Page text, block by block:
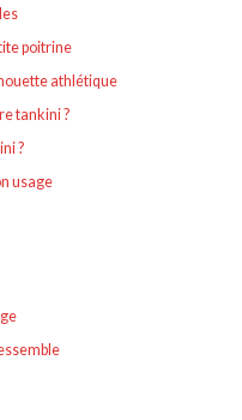
poitrine
athlétique
tankini ?
?
usage